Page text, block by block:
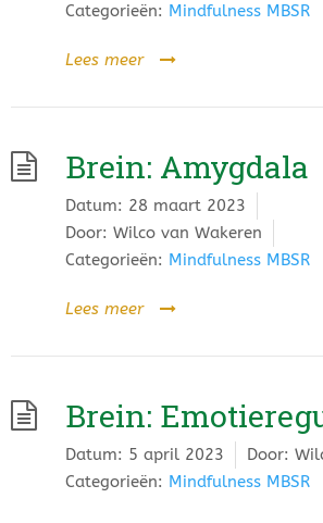
Categorieën: Mindfulness MBSR
Lees meer
Brein: Amygdala
Datum: 28 maart 2023
Door: Wilco van Wakeren
Categorieën: Mindfulness MBSR
Lees meer
Brein:
Datum: 5 april 2023 Door:
Categorieën: Mindfulness MBSR